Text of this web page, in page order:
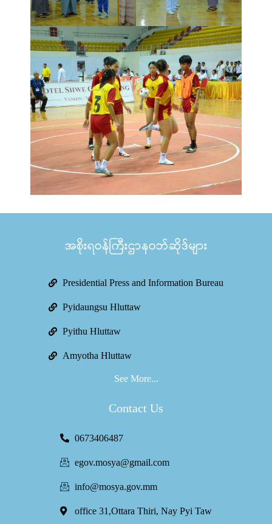
အစိုးရဝန်ကြီးဌာနဝဘ်ဆိုဒ်များ
Presidential Press and Information Bureau
Pyidaungsu Hluttaw
Pyithu Hluttaw
Amyotha Hluttaw
See More...
Contact Us
0673406487
egov.mosya@gmail.com
info@mosya.gov.mm
office 31,Ottara Thiri, Nay Pyi Taw